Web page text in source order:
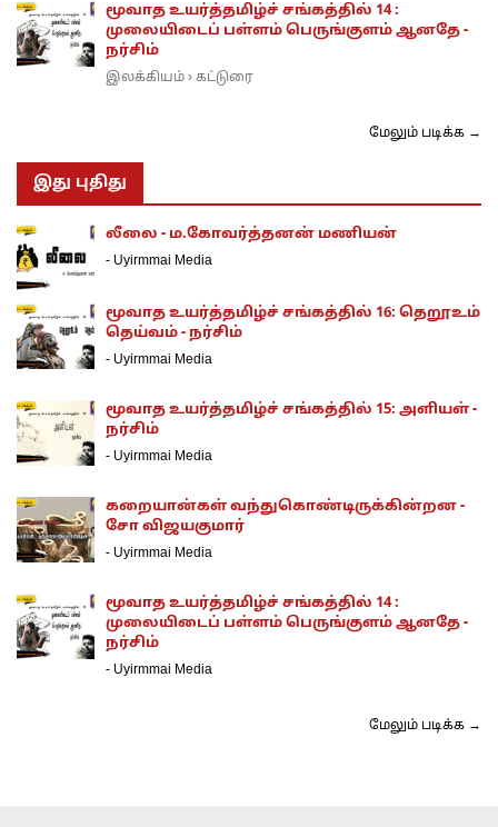
மூவாத உயர்த்தமிழ்ச் சங்கத்தில் 14 :
முலையிடைப் பள்ளம் பெருங்குளம் ஆனதே -
நர்சிம்
இலக்கியம் › கட்டுரை
மேலும் படிக்க →
இது புதிது
லீலை - ம.கோவர்த்தனன் மணியன்
- Uyirmmai Media
மூவாத உயர்த்தமிழ்ச் சங்கத்தில் 16: தெறூஉம்
தெய்வம் - நர்சிம்
- Uyirmmai Media
மூவாத உயர்த்தமிழ்ச் சங்கத்தில் 15: அளியள் -
நர்சிம்
- Uyirmmai Media
கறையான்கள் வந்துகொண்டிருக்கின்றன -
சோ விஜயகுமார்
- Uyirmmai Media
மூவாத உயர்த்தமிழ்ச் சங்கத்தில் 14 :
முலையிடைப் பள்ளம் பெருங்குளம் ஆனதே -
நர்சிம்
- Uyirmmai Media
மேலும் படிக்க →